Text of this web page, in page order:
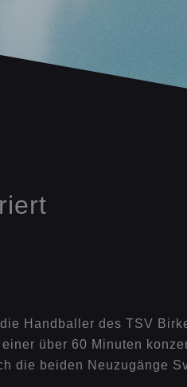
Handballer des TSV
über 60 Minuten
die beiden Neuzugänge